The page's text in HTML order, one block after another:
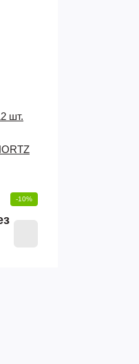
шт.
-10%